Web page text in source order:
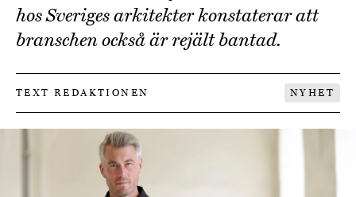
hos Sveriges arkitekter konstaterar att
branschen också är rejält bantad.
TEXT REDAKTIONEN NYHET